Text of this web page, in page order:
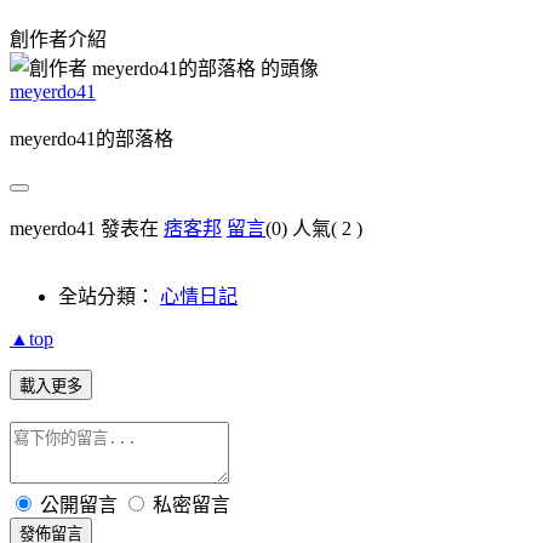
創作者介紹
meyerdo41
meyerdo41的部落格
meyerdo41 發表在 痞客邦 留言(0) 人氣( 2 )
全站分類： 心情日記
▲top
載入更多
公開留言 私密留言
發佈留言